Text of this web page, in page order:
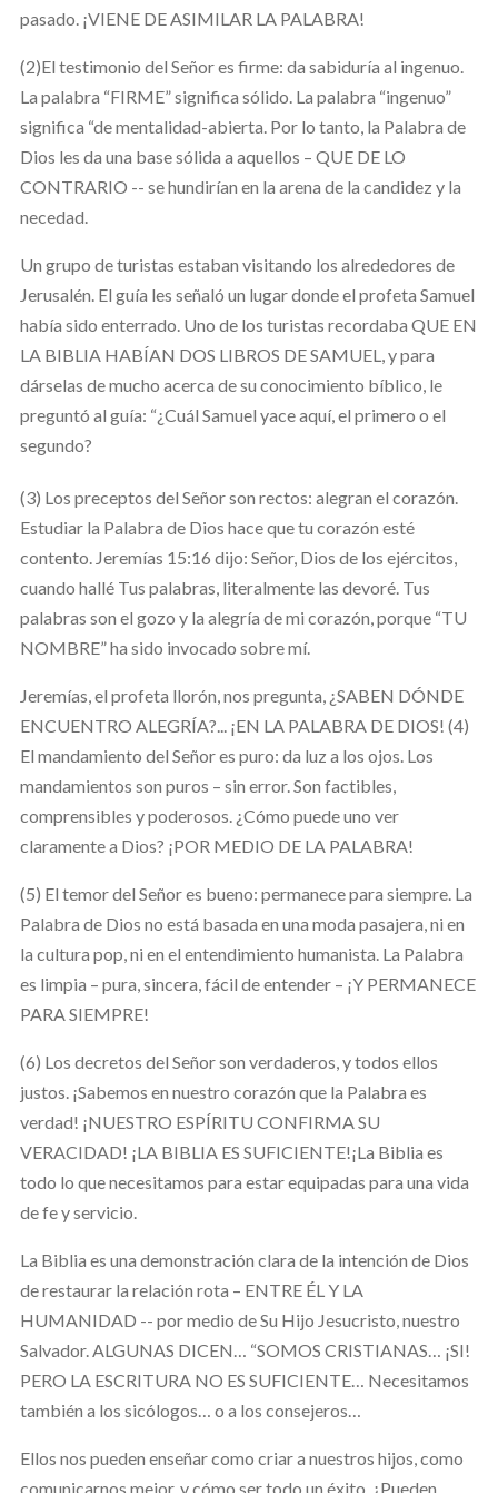
pasado. ¡VIENE DE ASIMILAR LA PALABRA!
(2)El testimonio del Señor es firme: da sabiduría al ingenuo.
La palabra “FIRME” significa sólido. La palabra “ingenuo”
significa “de mentalidad-abierta. Por lo tanto, la Palabra de
Dios les da una base sólida a aquellos – QUE DE LO
CONTRARIO -- se hundirían en la arena de la candidez y la
necedad.
Un grupo de turistas estaban visitando los alrededores de
Jerusalén. El guía les señaló un lugar donde el profeta Samuel
había sido enterrado. Uno de los turistas recordaba QUE EN
LA BIBLIA HABÍAN DOS LIBROS DE SAMUEL, y para
dárselas de mucho acerca de su conocimiento bíblico, le
preguntó al guía: “¿Cuál Samuel yace aquí, el primero o el
segundo?
(3) Los preceptos del Señor son rectos: alegran el corazón.
Estudiar la Palabra de Dios hace que tu corazón esté
contento. Jeremías 15:16 dijo: Señor, Dios de los ejércitos,
cuando hallé Tus palabras, literalmente las devoré. Tus
palabras son el gozo y la alegría de mi corazón, porque “TU
NOMBRE” ha sido invocado sobre mí.
Jeremías, el profeta llorón, nos pregunta, ¿SABEN DÓNDE
ENCUENTRO ALEGRÍA?... ¡EN LA PALABRA DE DIOS! (4)
El mandamiento del Señor es puro: da luz a los ojos. Los
mandamientos son puros – sin error. Son factibles,
comprensibles y poderosos. ¿Cómo puede uno ver
claramente a Dios? ¡POR MEDIO DE LA PALABRA!
(5) El temor del Señor es bueno: permanece para siempre. La
Palabra de Dios no está basada en una moda pasajera, ni en
la cultura pop, ni en el entendimiento humanista. La Palabra
es limpia – pura, sincera, fácil de entender – ¡Y PERMANECE
PARA SIEMPRE!
(6) Los decretos del Señor son verdaderos, y todos ellos
justos. ¡Sabemos en nuestro corazón que la Palabra es
verdad! ¡NUESTRO ESPÍRITU CONFIRMA SU
VERACIDAD! ¡LA BIBLIA ES SUFICIENTE!¡La Biblia es
todo lo que necesitamos para estar equipadas para una vida
de fe y servicio.
La Biblia es una demonstración clara de la intención de Dios
de restaurar la relación rota – ENTRE ÉL Y LA
HUMANIDAD -- por medio de Su Hijo Jesucristo, nuestro
Salvador. ALGUNAS DICEN… “SOMOS CRISTIANAS… ¡SI!
PERO LA ESCRITURA NO ES SUFICIENTE… Necesitamos
también a los sicólogos… o a los consejeros…
Ellos nos pueden enseñar como criar a nuestros hijos, como
comunicarnos mejor, y cómo ser todo un éxito. ¿Pueden